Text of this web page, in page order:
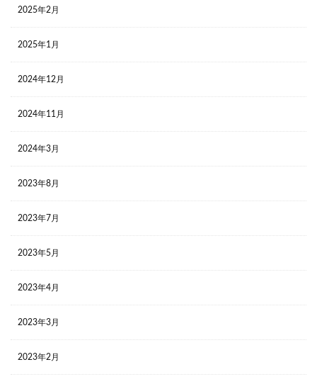
2025年2月
2025年1月
2024年12月
2024年11月
2024年3月
2023年8月
2023年7月
2023年5月
2023年4月
2023年3月
2023年2月